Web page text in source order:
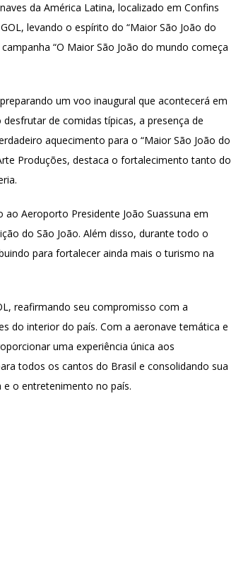
da América Latina, localizado em Confins
levando o espírito do “Maior São João do
“O Maior São João do mundo começa
um voo inaugural que acontecerá em
de comidas típicas, a presença de
aquecimento para o “Maior São João do
Produções, destaca o fortalecimento tanto do
Aeroporto Presidente João Suassuna em
do São João. Além disso, durante todo o
para fortalecer ainda mais o turismo na
reafirmando seu compromisso com a
do interior do país. Com a aeronave temática e
uma experiência única aos
todos os cantos do Brasil e consolidando sua
o entretenimento no país.